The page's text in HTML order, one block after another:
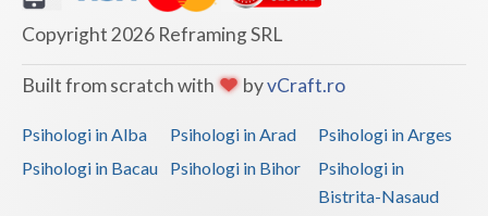
Copyright 2026 Reframing SRL
Built from scratch with byvCraft.ro
Psihologi in Alba Psihologi in Arad
Psihologi in Arges
Psihologi in Bacau
Psihologi in Bihor
Psihologi in
Bistrita-Nasaud